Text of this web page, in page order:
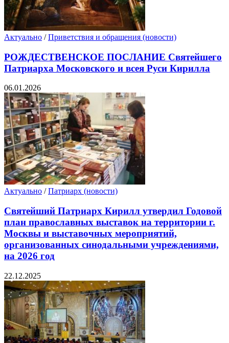
Актуально /Приветствия и обращения (новости)
РОЖДЕСТВЕНСКОЕ ПОСЛАНИЕ Святейшего
Патриарха Московского и всея Руси Кирилла
06.01.2026
Актуально /Патриарх (новости)
Святейший Патриарх Кирилл утвердил Годовой
план православных выставок на территории г.
Москвы и выставочных мероприятий,
организованных синодальными учреждениями,
на 2026 год
22.12.2025